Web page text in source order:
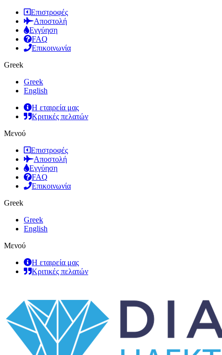
Επιστροφές
Αποστολή
Εγγύηση
FAQ
Επικοινωνία
Greek
Greek
English
Η εταιρεία μας
Κριτικές πελατών
Μενού
Επιστροφές
Αποστολή
Εγγύηση
FAQ
Επικοινωνία
Greek
Greek
English
Μενού
Η εταιρεία μας
Κριτικές πελατών